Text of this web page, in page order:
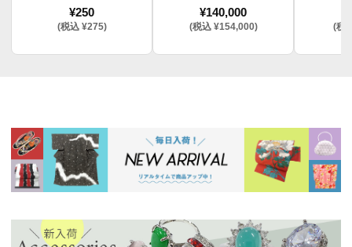
¥250
(税込 ¥275)
¥140,000
(税込 ¥154,000) (税